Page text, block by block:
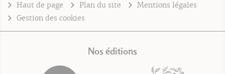
Haut de page Plan du site
Mentions légales
Gestion des cookies
Nos éditions